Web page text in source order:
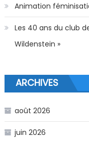
Animation
Les 40 ans du club
Wildenstein »
ARCHIVES
août 2026
juin 2026